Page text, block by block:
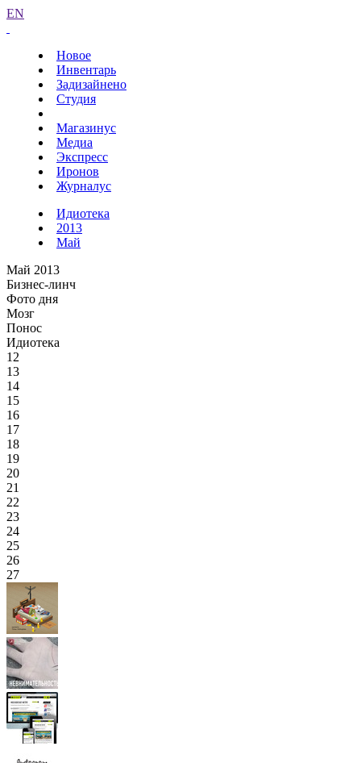
EN
Новое
Инвентарь
Задизайнено
Студия
Магазинус
Медиа
Экспресс
Иронов
Журналус
Идиотека
2013
Май
Май 2013
Бизнес-линч
Фото дня
Мозг
Понос
Идиотека
12
13
14
15
16
17
18
19
20
21
22
23
24
25
26
27